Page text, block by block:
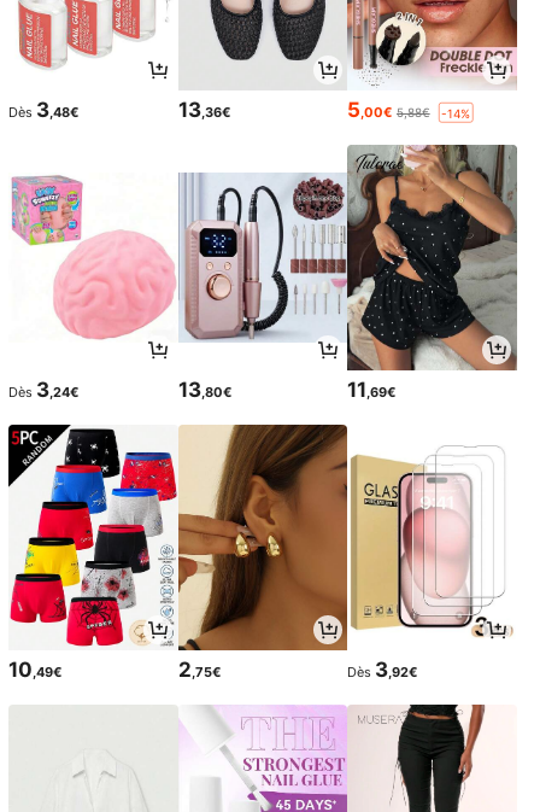
Dès 3,48€ 13,36€ 5 ,00€ 5,88€ -14%
Dès 3,24€ 13,80€ 11,69€
10,49€ 2,75€ Dès 3,92€